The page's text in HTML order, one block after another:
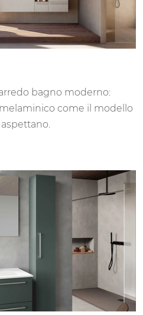
bagno moderno:
come il modello